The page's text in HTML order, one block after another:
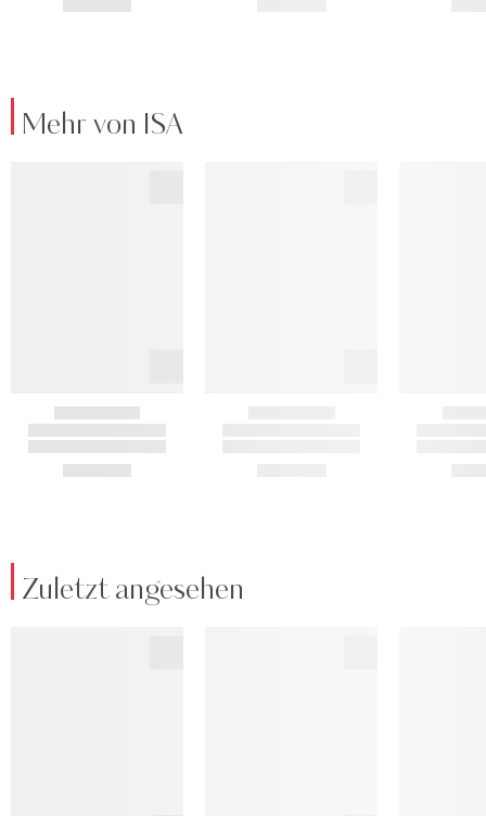
Mehr von ISA
Zuletzt angesehen